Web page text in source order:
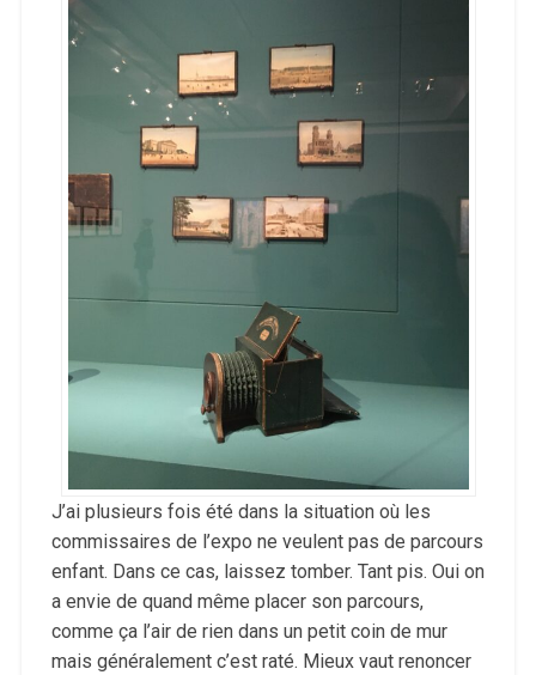
J’ai plusieurs fois été dans la situation où les
commissaires de l’expo ne veulent pas de parcours
enfant. Dans ce cas, laissez tomber. Tant pis. Oui on
a envie de quand même placer son parcours,
comme ça l’air de rien dans un petit coin de mur
mais généralement c’est raté. Mieux vaut renoncer